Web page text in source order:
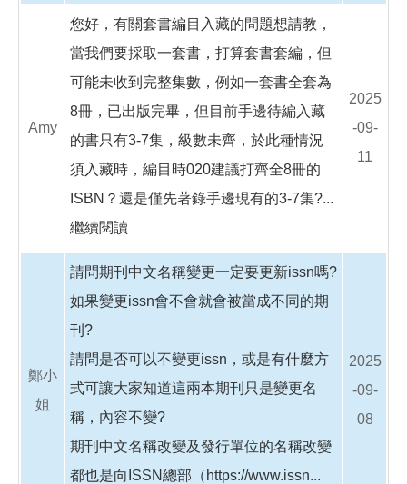
Amy
您好，有關套書編目入藏的問題想請教，
當我們要採取一套書，打算套書套編，但
可能未收到完整集數，例如一套書全套為
8冊，已出版完畢，但目前手邊待編入藏
的書只有3-7集，級數未齊，於此種情況
須入藏時，編目時020建議打齊全8冊的
ISBN？還是僅先著錄手邊現有的3-7集?...
繼續閱讀
2025
-09-
11
鄭小
姐
請問期刊中文名稱變更一定要更新issn嗎?
如果變更issn會不會就會被當成不同的期
刊?
請問是否可以不變更issn，或是有什麼方
式可讓大家知道這兩本期刊只是變更名
稱，內容不變?
期刊中文名稱改變及發行單位的名稱改變
都也是向ISSN總部（https://www.issn...
2025
-09-
08